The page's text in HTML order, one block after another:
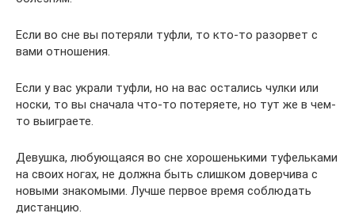
Если во сне вы потеряли туфли, то кто-то разорвет с
вами отношения.
Если у вас украли туфли, но на вас остались чулки или
носки, то вы сначала что-то потеряете, но тут же в чем-
то выиграете.
Девушка, любующаяся во сне хорошенькими туфельками
на своих ногах, не должна быть слишком доверчива с
новыми знакомыми. Лучше первое время соблюдать
дистанцию.